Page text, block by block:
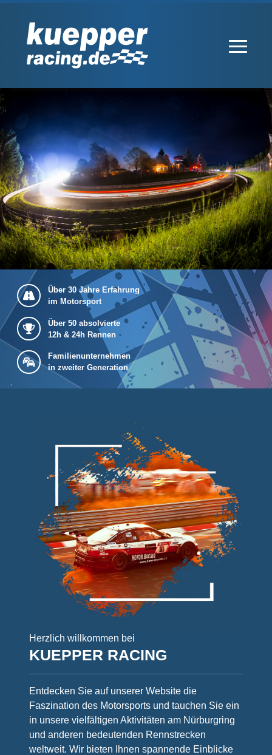
Über 30 Jahre Erfahrung
im Motorsport
Über 50 absolvierte
12h & 24h Rennen
Familienunternehmen
in zweiter Generation
Herzlich willkommen bei
KUEPPER RACING
Entdecken Sie auf unserer Website die
Faszination des Motorsports und tauchen Sie ein
in unsere vielfältigen Aktivitäten am Nürburgring
und anderen bedeutenden Rennstrecken
weltweit. Wir bieten Ihnen spannende Einblicke